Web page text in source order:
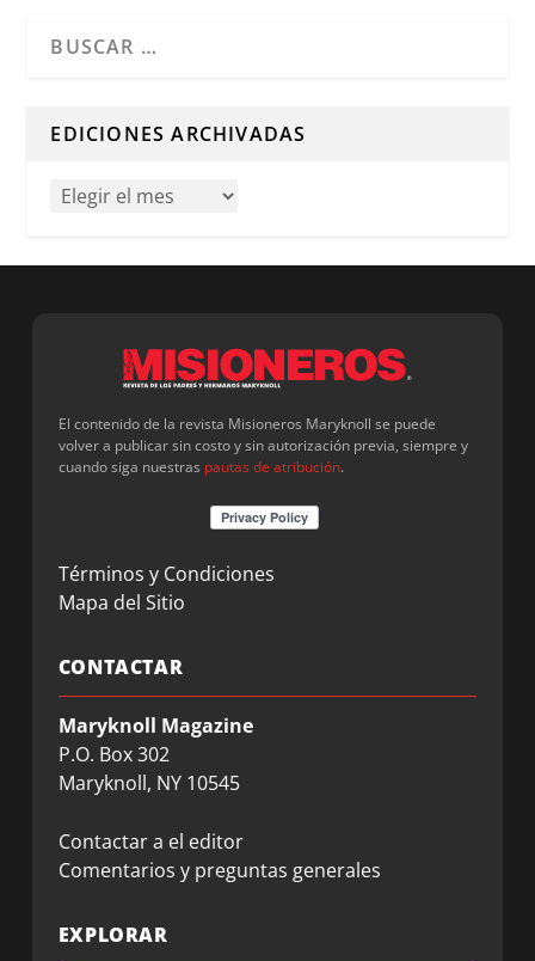
EDICIONES ARCHIVADAS
El contenido de la revista Misioneros Maryknoll se puede
volver a publicar sin costo y sin autorización previa, siempre y
cuando siga nuestras pautas de atribución.
Términos y Condiciones
Mapa del Sitio
CONTACTAR
Maryknoll Magazine
P.O. Box 302
Maryknoll, NY 10545
Contactar a el editor
Comentarios y preguntas generales
EXPLORAR